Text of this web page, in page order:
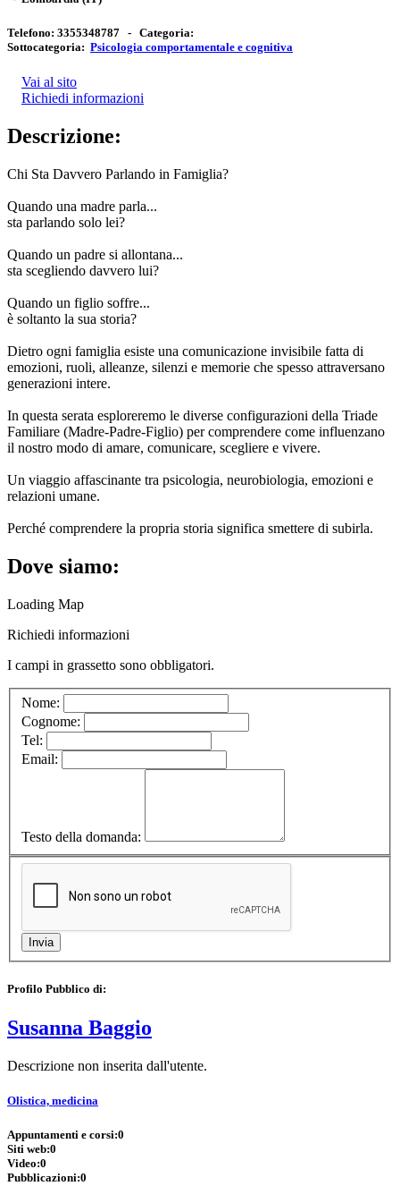
Telefono: 3355348787 - Categoria:
Sottocategoria: Psicologia comportamentale e cognitiva
Vai al sito
Richiedi informazioni
Descrizione:
Chi Sta Davvero Parlando in Famiglia?
Quando una madre parla...
sta parlando solo lei?
Quando un padre si allontana...
sta scegliendo davvero lui?
Quando un figlio soffre...
è soltanto la sua storia?
Dietro ogni famiglia esiste una comunicazione invisibile fatta di
emozioni, ruoli, alleanze, silenzi e memorie che spesso attraversano
generazioni intere.
In questa serata esploreremo le diverse configurazioni della Triade
Familiare (Madre-Padre-Figlio) per comprendere come influenzano
il nostro modo di amare, comunicare, scegliere e vivere.
Un viaggio affascinante tra psicologia, neurobiologia, emozioni e
relazioni umane.
Perché comprendere la propria storia significa smettere di subirla.
Dove siamo:
Loading Map
Richiedi informazioni
I campi in grassetto sono obbligatori.
Nome:
Cognome:
Tel:
Email:
Testo della domanda:
Profilo Pubblico di:
Susanna Baggio
Descrizione non inserita dall'utente.
Olistica, medicina
Appuntamenti e corsi:0
Siti web:0
Video:0
Pubblicazioni:0